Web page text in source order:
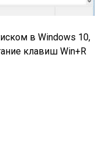
в Windows 10,
клавиш Win+R